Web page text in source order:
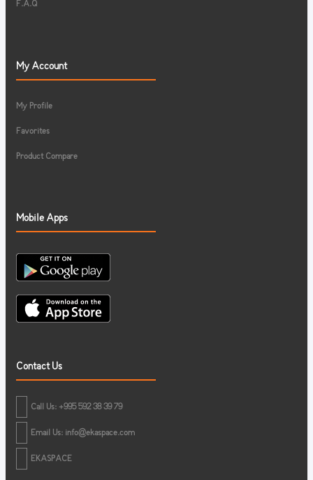
F.A.Q
My Account
My Profile
Favorites
Product Compare
Mobile Apps
Contact Us
Call Us: +995 592 38 39 79
Email Us: info@ekaspace.com
EKASPACE